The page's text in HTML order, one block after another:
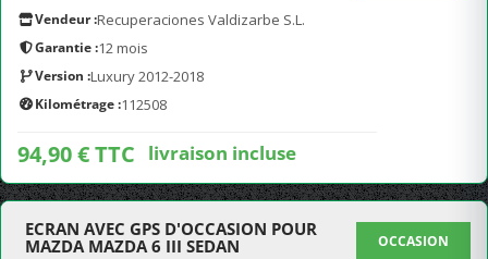
Vendeur :Recuperaciones Valdizarbe S.L.
Garantie :12 mois
Version :Luxury 2012-2018
Kilométrage :112508
94,90 € TTC livraison incluse
ECRAN AVEC GPS D'OCCASION POUR
MAZDA MAZDA 6 III SEDAN
OCCASION